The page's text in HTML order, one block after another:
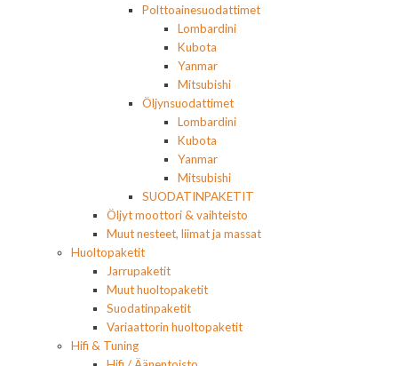
Polttoainesuodattimet
Lombardini
Kubota
Yanmar
Mitsubishi
Öljynsuodattimet
Lombardini
Kubota
Yanmar
Mitsubishi
SUODATINPAKETIT
Öljyt moottori & vaihteisto
Muut nesteet, liimat ja massat
Huoltopaketit
Jarrupaketit
Muut huoltopaketit
Suodatinpaketit
Variaattorin huoltopaketit
Hifi & Tuning